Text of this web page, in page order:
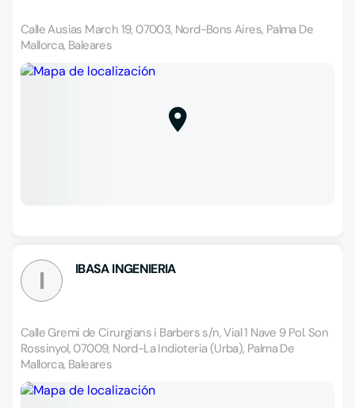
Calle Ausias March 19, 07003, Nord-Bons Aires, Palma De
Mallorca, Baleares
I IBASA INGENIERIA
Calle Gremi de Cirurgians i Barbers s/n, Vial 1 Nave 9 Pol. Son
Rossinyol, 07009, Nord-La Indioteria (Urba), Palma De
Mallorca, Baleares